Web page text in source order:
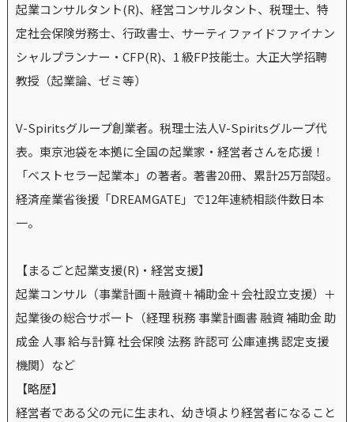
起業コンサルタント(R)、経営コンサルタント、税理士、特
定社会保険労務士、行政書士、サーティファイドファイナン
シャルプランナー・CFP(R)、1 級FP技能士。大正大学招聘
教授（起業論、ゼミ等）
V-Spiritsグループ創業者。税理士法人V-Spiritsグループ代
表。東京池袋を本拠に全国の起業家・経営者さんを応援！
「ベストセラー起業本」の著者。著書20冊、累計25万部超。
経済産業省後援「DREAMGATE」で12年連続相談件数日本
一。
【まるごと起業支援(R)・経営支援】
起業コンサル（事業計画＋融資＋補助金＋会社設立支援）＋
起業後の総合サポート（経理 税務 事業計画書 融資 補助金 助
成金 人事 給与計算 社会保険 法務 許認可 公庫連携 認定支援
機関）など
【略歴】
経営者である父の元に生まれ、幼き頃より経営者になること